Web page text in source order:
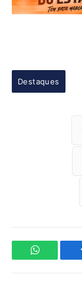
Destaques
WhatsApp